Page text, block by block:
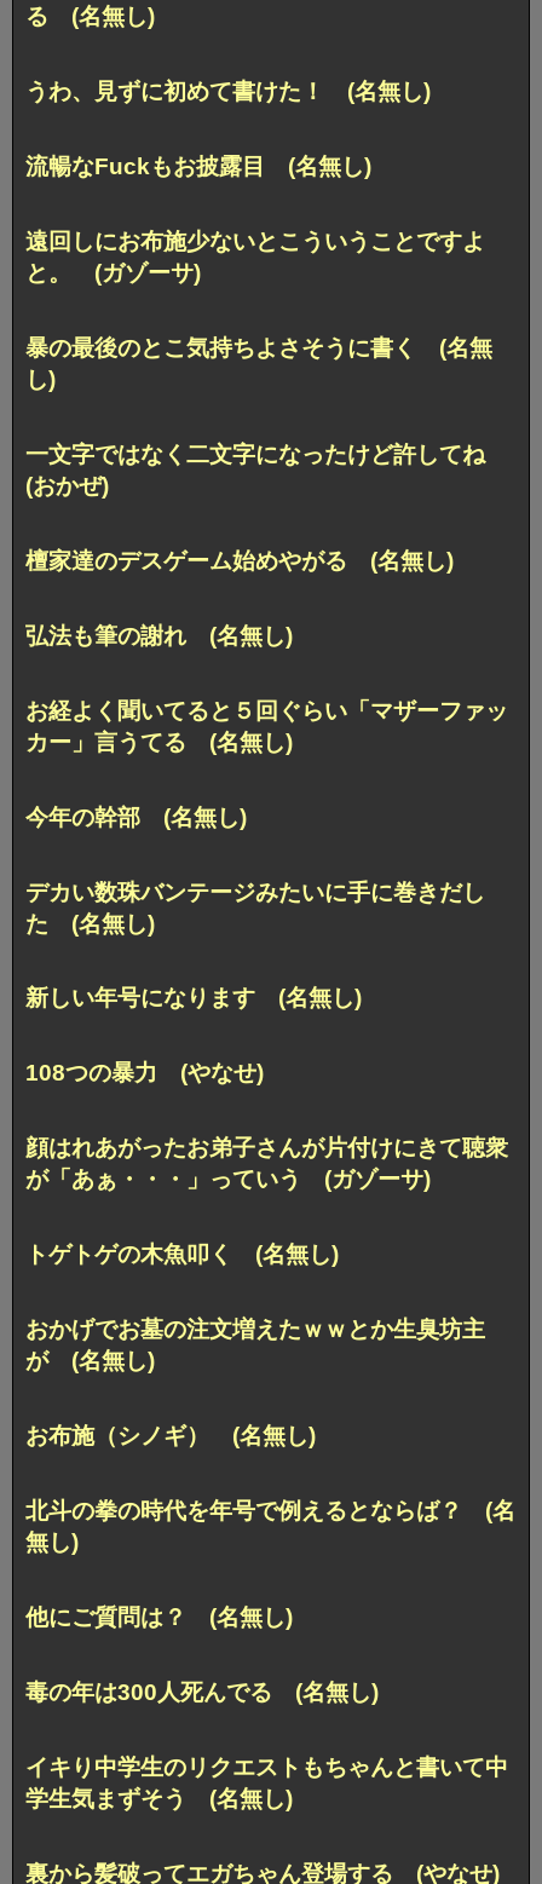
る (名無し)
うわ、見ずに初めて書けた！ (名無し)
流暢なFuckもお披露目 (名無し)
遠回しにお布施少ないとこういうことですよ
と。 (ガゾーサ)
暴の最後のとこ気持ちよさそうに書く (名無
し)
一文字ではなく二文字になったけど許してね
(おかぜ)
檀家達のデスゲーム始めやがる (名無し)
弘法も筆の謝れ (名無し)
お経よく聞いてると５回ぐらい「マザーファッ
カー」言うてる (名無し)
今年の幹部 (名無し)
デカい数珠バンテージみたいに手に巻きだし
た (名無し)
新しい年号になります (名無し)
108つの暴力 (やなせ)
顔はれあがったお弟子さんが片付けにきて聴衆
が「あぁ・・・」っていう (ガゾーサ)
トゲトゲの木魚叩く (名無し)
おかげでお墓の注文増えたｗｗとか生臭坊主
が (名無し)
お布施（シノギ） (名無し)
北斗の拳の時代を年号で例えるとならば？ (名
無し)
他にご質問は？ (名無し)
毒の年は300人死んでる (名無し)
イキり中学生のリクエストもちゃんと書いて中
学生気まずそう (名無し)
裏から髪破ってエガちゃん登場する (やなせ)